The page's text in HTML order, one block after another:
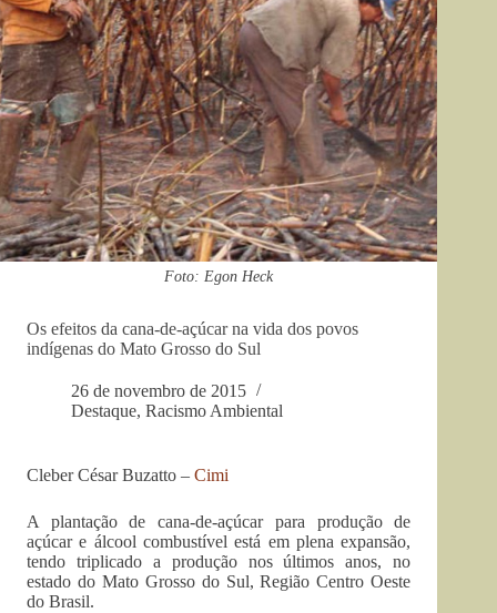
Foto: Egon Heck
Os efeitos da cana-de-açúcar na vida dos povos
indígenas do Mato Grosso do Sul
26 de novembro de 2015
Destaque, Racismo Ambiental
Cleber César Buzatto – Cimi
A plantação de cana-de-açúcar para produção de
açúcar e álcool combustível está em plena expansão,
tendo triplicado a produção nos últimos anos, no
estado do Mato Grosso do Sul, Região Centro Oeste
do Brasil.